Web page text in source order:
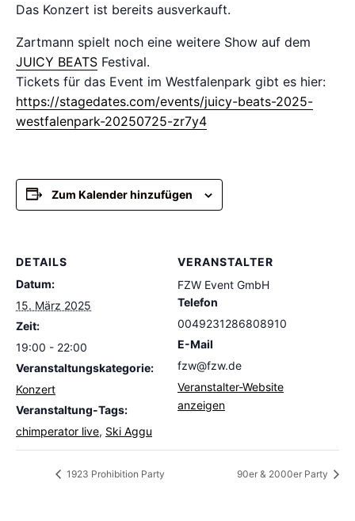
Das Konzert ist bereits ausverkauft.
Zartmann spielt noch eine weitere Show auf dem
JUICY BEATS Festival.
Tickets für das Event im Westfalenpark gibt es hier:
https://stagedates.com/events/juicy-beats-2025-
westfalenpark-20250725-zr7y4
Zum Kalender hinzufügen
DETAILS
Datum:
15. März 2025
Zeit:
19:00 - 22:00
Veranstaltungskategorie:
Konzert
Veranstaltung-Tags:
chimperator live, Ski Aggu
VERANSTALTER
FZW Event GmbH
Telefon
0049231286808910
E-Mail
fzw@fzw.de
Veranstalter-Website
anzeigen
1923 Prohibition Party 90er & 2000er Party